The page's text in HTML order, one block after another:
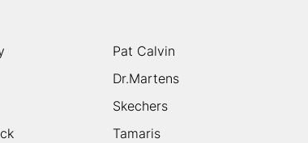
Pat Calvin
Dr.Martens
Skechers
Tamaris